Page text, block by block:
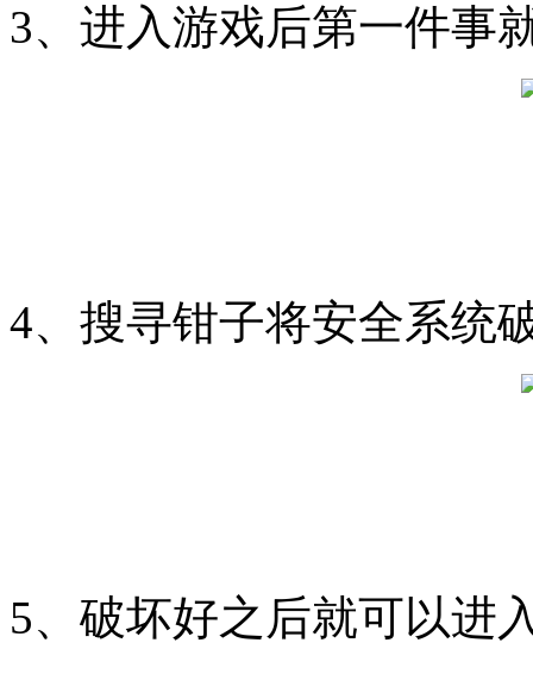
3、进入游戏后第一件事
4、搜寻钳子将安全系统
5、破坏好之后就可以进